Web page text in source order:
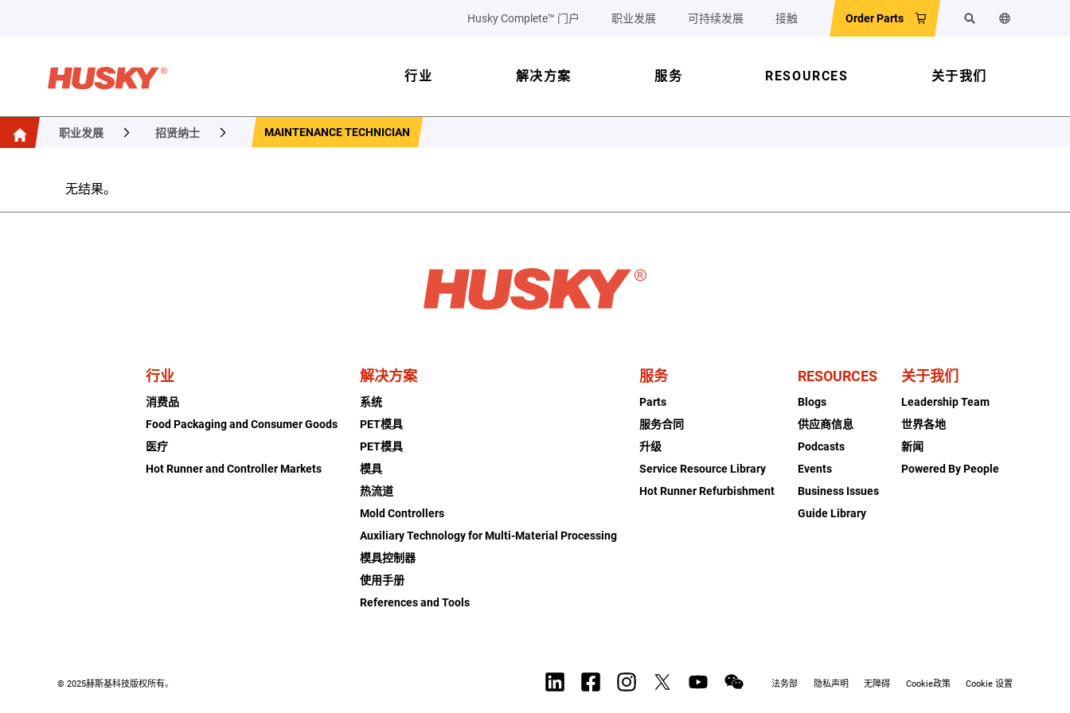
Husky Complete™ 门户 职业发展 可持续发展 接触 Order Parts 搜索 更改网站语
行业 解决方案 服务 RESOURCES 关于我们
职业发展 招贤纳士 MAINTENANCE TECHNICIAN
无结果。
行业
消费品
Food Packaging and Consumer Goods
医疗
Hot Runner and Controller Markets
解决方案
系统
PET模具
PET模具
模具
热流道
Mold Controllers
Auxiliary Technology for Multi-Material Processing
模具控制器
使用手册
References and Tools
服务
Parts
服务合同
升级
Service Resource Library
Hot Runner Refurbishment
RESOURCES
Blogs
供应商信息
Podcasts
Events
Business Issues
Guide Library
关于我们
Leadership Team
世界各地
新闻
Powered By People
法务部 隐私声明 无障碍 Cookie政策 Cookie 设置
© 2025赫斯基科技版权所有。